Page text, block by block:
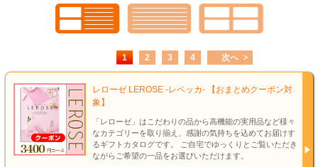
初盆・新盆
お中元
1 2 3 4 次へ
レローゼ LEROSE -レベッカ- 【おまとめクーポン対
象】
「レローゼ」はこだわりの品から高機能の実用品など様々
なカテゴリーを取り揃え、感謝の気持ちを込めてお届けす
るギフトカタログです。 ご自宅でゆっくりとご覧いただき
ながらご希望の一品をお選びいただけます。